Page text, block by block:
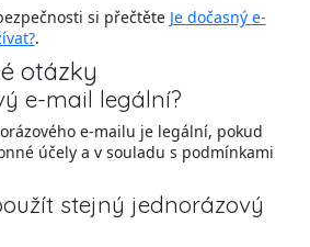
si přečtěte Je dočasný e-
.
otázky
e-mail legální?
e-mailu je legální, pokud
účely a v souladu s podmínkami
stejný jednorázový